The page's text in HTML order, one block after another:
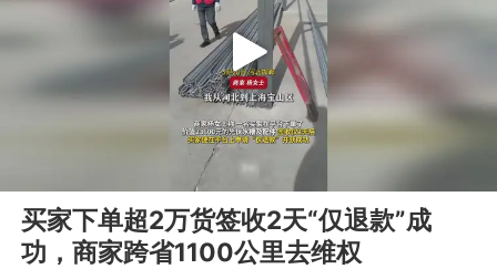
Play
买家下单超2万货签收2天“仅退款”成
功，商家跨省1100公里去维权